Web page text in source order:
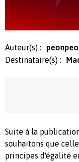
Auteur(s) :
Destinataire(s) :
Suite à la
souhaitons que
principes d'égalité